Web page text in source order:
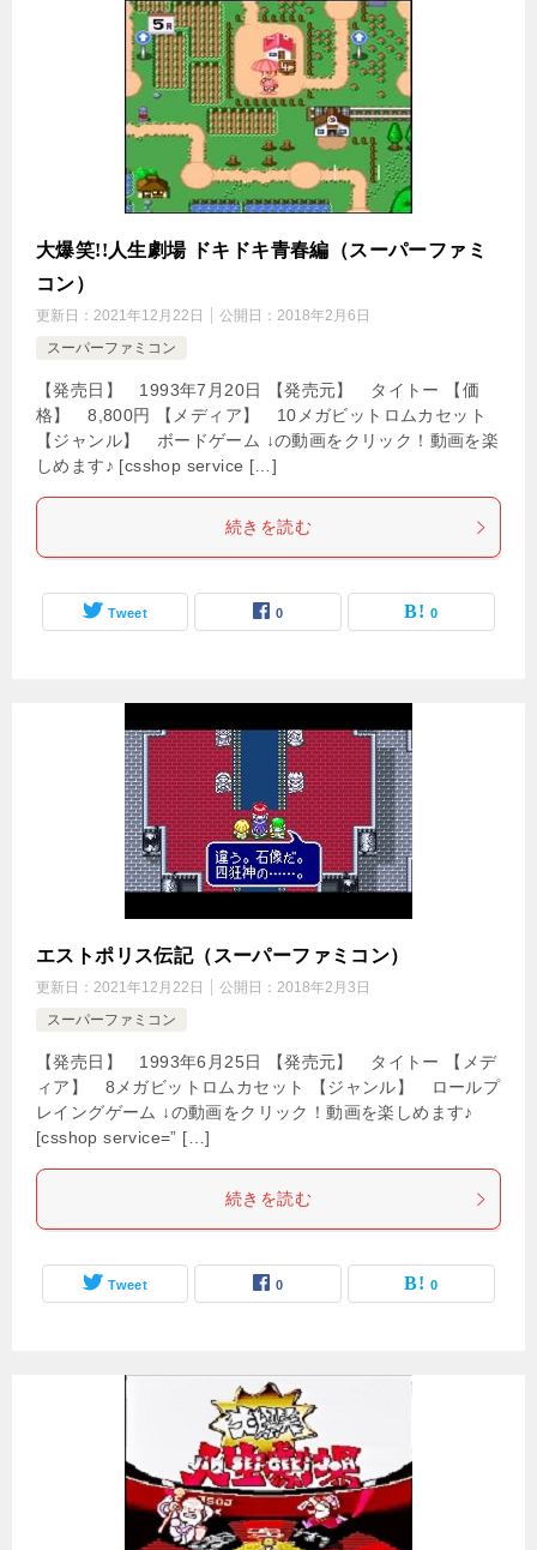
大爆笑!!人生劇場 ドキドキ青春編（スーパーファミ
コン）
更新日： 2021年12月22日 公開日： 2018年2月6日
スーパーファミコン
【発売日】 1993年7月20日 【発売元】 タイトー 【価
格】 8,800円 【メディア】 10メガビットロムカセット
【ジャンル】 ボードゲーム ↓の動画をクリック！動画を楽
しめます♪ [csshop service […]
続きを読む
Tweet 0 0
エストポリス伝記（スーパーファミコン）
更新日： 2021年12月22日 公開日： 2018年2月3日
スーパーファミコン
【発売日】 1993年6月25日 【発売元】 タイトー 【メデ
ィア】 8メガビットロムカセット 【ジャンル】 ロールプ
レイングゲーム ↓の動画をクリック！動画を楽しめます♪
[csshop service=” […]
続きを読む
Tweet 0 0